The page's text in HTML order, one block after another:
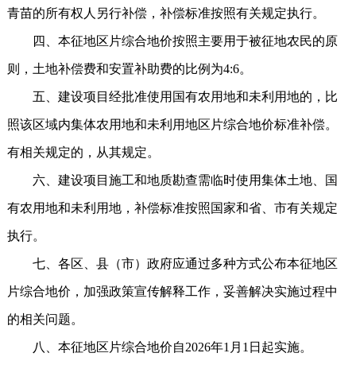
青苗的所有权人另行补偿，补偿标准按照有关规定执行。
四、本征地区片综合地价按照主要用于被征地农民的原
则，土地补偿费和安置补助费的比例为4:6。
五、建设项目经批准使用国有农用地和未利用地的，比
照该区域内集体农用地和未利用地区片综合地价标准补偿。
有相关规定的，从其规定。
六、建设项目施工和地质勘查需临时使用集体土地、国
有农用地和未利用地，补偿标准按照国家和省、市有关规定
执行。
七、各区、县（市）政府应通过多种方式公布本征地区
片综合地价，加强政策宣传解释工作，妥善解决实施过程中
的相关问题。
八、本征地区片综合地价自2026年1月1日起实施。